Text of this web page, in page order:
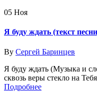
05 Ноя
Я буду ждать (текст
By Сергей Баринцев
Я буду ждать (Музыка и
сквозь веры стекло на
Подробнее